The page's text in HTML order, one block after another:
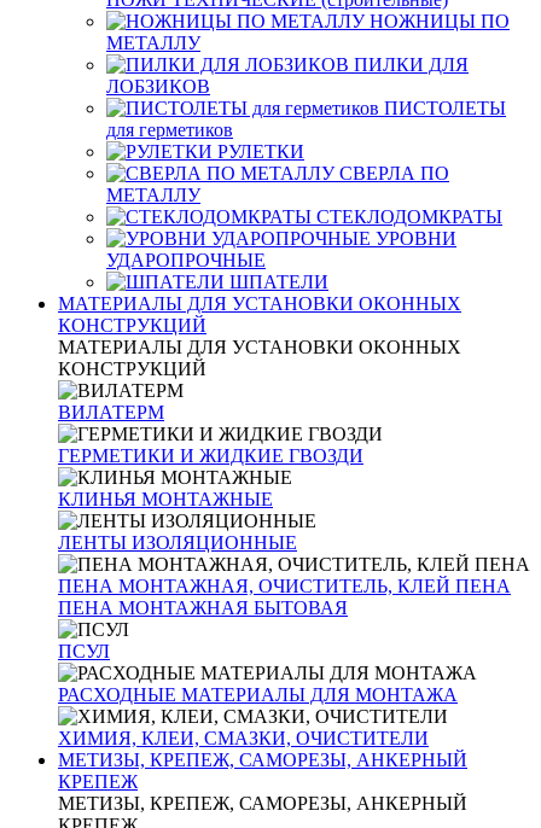
НОЖНИЦЫ ПО
МЕТАЛЛУ
ПИЛКИ ДЛЯ
ЛОБЗИКОВ
ПИСТОЛЕТЫ
для герметиков
РУЛЕТКИ
СВЕРЛА ПО
МЕТАЛЛУ
СТЕКЛОДОМКРАТЫ
УРОВНИ
УДАРОПРОЧНЫЕ
ШПАТЕЛИ
МАТЕРИАЛЫ ДЛЯ УСТАНОВКИ ОКОННЫХ
КОНСТРУКЦИЙ
МАТЕРИАЛЫ ДЛЯ УСТАНОВКИ ОКОННЫХ
КОНСТРУКЦИЙ
ВИЛАТЕРМ
ГЕРМЕТИКИ И ЖИДКИЕ ГВОЗДИ
КЛИНЬЯ МОНТАЖНЫЕ
ЛЕНТЫ ИЗОЛЯЦИОННЫЕ
ПЕНА МОНТАЖНАЯ, ОЧИСТИТЕЛЬ, КЛЕЙ ПЕНА
ПЕНА МОНТАЖНАЯ БЫТОВАЯ
ПСУЛ
РАСХОДНЫЕ МАТЕРИАЛЫ ДЛЯ МОНТАЖА
ХИМИЯ, КЛЕИ, СМАЗКИ, ОЧИСТИТЕЛИ
МЕТИЗЫ, КРЕПЕЖ, САМОРЕЗЫ, АНКЕРНЫЙ
КРЕПЕЖ
МЕТИЗЫ, КРЕПЕЖ, САМОРЕЗЫ, АНКЕРНЫЙ